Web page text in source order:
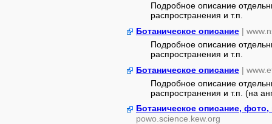
Подробное описание
распространения и т.п.
Ботаническое описание |
Подробное описание
распространения и т.п.
Ботаническое описание |
Подробное описание
распространения и т.п. (на
Ботаническое описание,
powo.science.kew.org